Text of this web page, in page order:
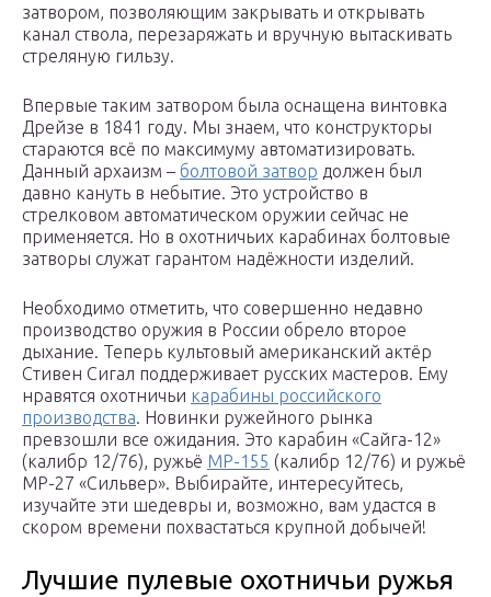
затвором, позволяющим закрывать и открывать
канал ствола, перезаряжать и вручную вытаскивать
стреляную гильзу.
Впервые таким затвором была оснащена винтовка
Дрейзе в 1841 году. Мы знаем, что конструкторы
стараются всё по максимуму автоматизировать.
Данный архаизм – болтовой затвор должен был
давно кануть в небытие. Это устройство в
стрелковом автоматическом оружии сейчас не
применяется. Но в охотничьих карабинах болтовые
затворы служат гарантом надёжности изделий.
Необходимо отметить, что совершенно недавно
производство оружия в России обрело второе
дыхание. Теперь культовый американский актёр
Стивен Сигал поддерживает русских мастеров. Ему
нравятся охотничьи карабины российского
производства. Новинки ружейного рынка
превзошли все ожидания. Это карабин «Сайга-12»
(калибр 12/76), ружьё MP-155 (калибр 12/76) и ружьё
МР-27 «Сильвер». Выбирайте, интересуйтесь,
изучайте эти шедевры и, возможно, вам удастся в
скором времени похвастаться крупной добычей!
Лучшие пулевые охотничьи ружья